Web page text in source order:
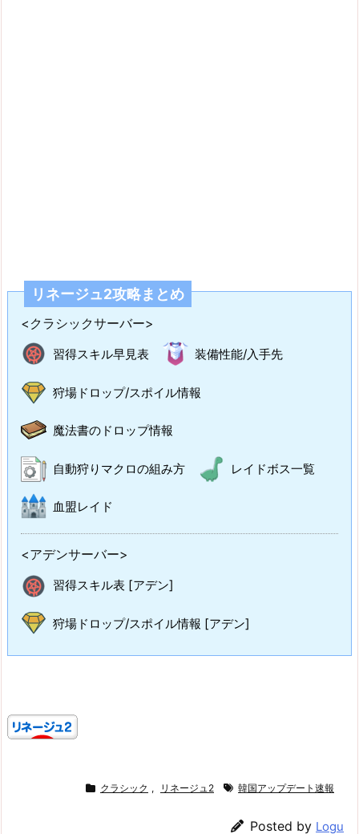
リネージュ2攻略まとめ
<クラシックサーバー>
習得スキル早見表 装備性能/入手先
狩場ドロップ/スポイル情報
魔法書のドロップ情報
自動狩りマクロの組み方 レイドボス一覧
血盟レイド
<アデンサーバー>
習得スキル表 [アデン]
狩場ドロップ/スポイル情報 [アデン]
クラシック , リネージュ2 韓国アップデート速報
Posted by Logu